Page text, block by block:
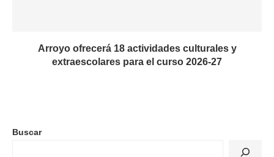
Arroyo ofrecerá 18 actividades culturales y
extraescolares para el curso 2026-27
Buscar